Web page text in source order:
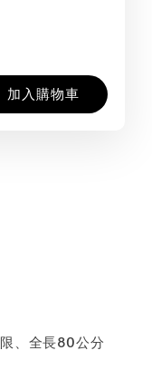
加入購物車
、全長80公分